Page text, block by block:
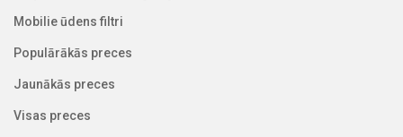
Mobilie ūdens filtri
Populārākās preces
Jaunākās preces
Visas preces